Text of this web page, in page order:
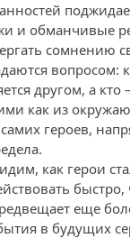
и обманчивые
сомнению
вопросом:
другом, а кто
как из
героев,
как герои
быстро,
еще
в будущих